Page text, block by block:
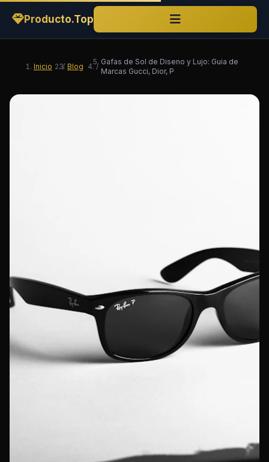
Producto.Top
Inicio / Blog /
Gafas de Sol de Diseno y Lujo: Guia de
Marcas Gucci, Dior, P